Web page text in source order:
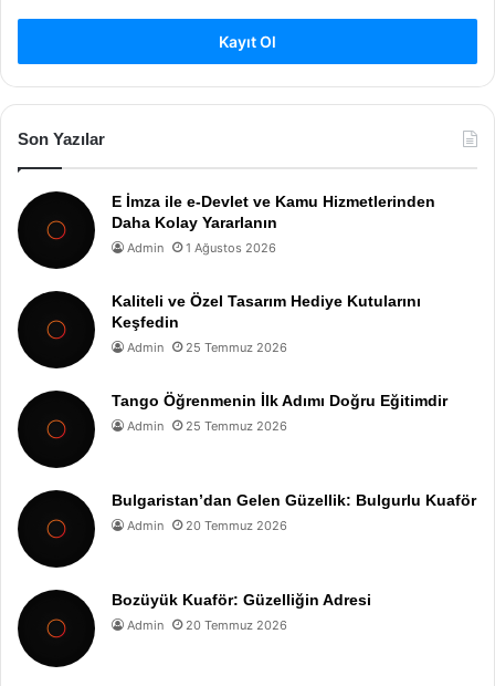
Kayıt Ol
Son Yazılar
E İmza ile e-Devlet ve Kamu Hizmetlerinden
Daha Kolay Yararlanın
Admin 1 Ağustos 2026
Kaliteli ve Özel Tasarım Hediye Kutularını
Keşfedin
Admin 25 Temmuz 2026
Tango Öğrenmenin İlk Adımı Doğru Eğitimdir
Admin 25 Temmuz 2026
Bulgaristan’dan Gelen Güzellik: Bulgurlu Kuaför
Admin 20 Temmuz 2026
Bozüyük Kuaför: Güzelliğin Adresi
Admin 20 Temmuz 2026